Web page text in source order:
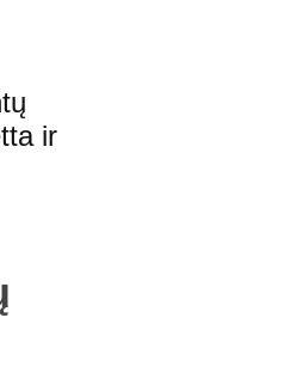
ir